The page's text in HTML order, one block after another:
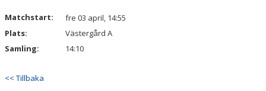
Matchstart:
fre 03 april, 14:55
Plats:
Västergård A
Samling:
14:10
<< Tillbaka